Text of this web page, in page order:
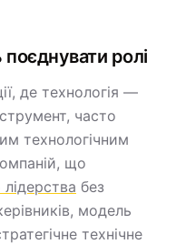
поєднувати ролі
де технологія —
часто
технологічним
що
лідерства без
модель
технічне